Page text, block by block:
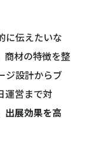
に伝えたいな
商材の特徴を整
ジ設計からブ
運営まで対
出展効果を高